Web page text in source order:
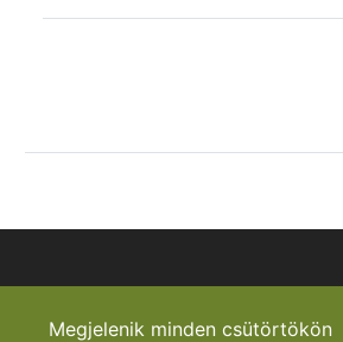
Megjelenik minden csütörtökön